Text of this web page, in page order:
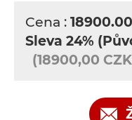
Cena : 18900.00
Sleva 24%
(18900,00